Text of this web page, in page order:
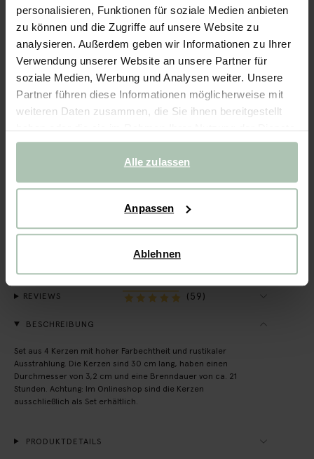
personalisieren, Funktionen für soziale Medien anbieten
zu können und die Zugriffe auf unsere Website zu
analysieren. Außerdem geben wir Informationen zu Ihrer
Verwendung unserer Website an unsere Partner für
soziale Medien, Werbung und Analysen weiter. Unsere
Partner führen diese Informationen möglicherweise mit
weiteren Daten zusammen, die Sie ihnen bereitgestellt
haben oder die sie im Rahmen Ihrer Nutzung der Dienste
gesammelt haben.
Alle zulassen
Anpassen
Ablehnen
Farben
+11
IN DEN WARENKORB
Rechnungskauf möglich
REVIEWS (59)
BESCHREIBUNG
Set aus 4 Kerzen mit hoher Farbechtheit und rustikaler
Ausstrahlung. Die Kerzen sind 30 cm lang, haben einen
Durchmesser von 3,2 cm und eine Brenndauer von ca. 21
Stunden. Achtung: Im Onlineshop sind die Kerzen
ausschließlich als Set erhältlich.
PRODUKTDETAILS